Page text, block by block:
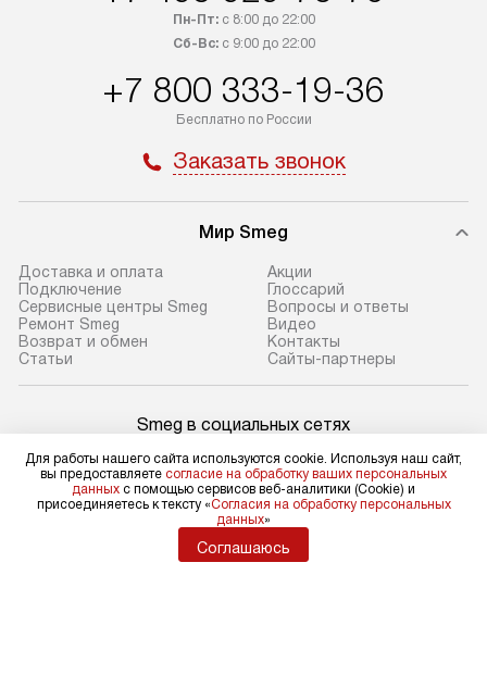
Пн-Пт:с 8:00 до 22:00
Сб-Вс:с 9:00 до 22:00
+7 800 333-19-36
Бесплатно по России
Заказать звонок
Мир Smeg
Доставка и оплата
Подключение
Сервисные центры Smeg
Ремонт Smeg
Возврат и обмен
Статьи
Акции
Глоссарий
Вопросы и ответы
Видео
Контакты
Сайты-партнеры
Smeg в социальных сетях
Для физических лиц
shop@sm-rus.ru
Для юридических лиц
Для работы нашего сайта используются cookie. Используя наш сайт,
вы предоставляете согласие на обработку ваших персональных
данных с помощью сервисов веб-аналитики (Cookie) и
присоединяетесь к тексту «Согласия на обработку персональных
данных»
Соглашаюсь